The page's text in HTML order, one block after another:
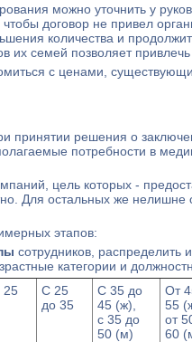
можно уточнить у
договор не привел
количества и
их семей позволяет
с ценами,
принятии решения о
потребности в
цель которых -
Для остальных же
этапов:
сотрудников,
категории и
25
С 25
до 35
С 35 до
45 (ж),
с 35 до
50 (м)
От
55
от
60